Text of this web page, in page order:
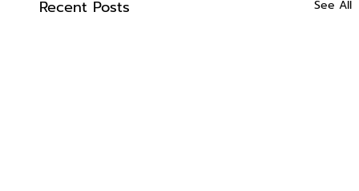
Recent Posts See All